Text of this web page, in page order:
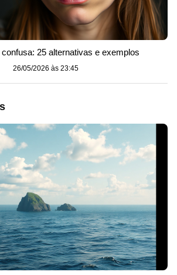
25 alternativas e exemplos
26/05/2026 às 23:45